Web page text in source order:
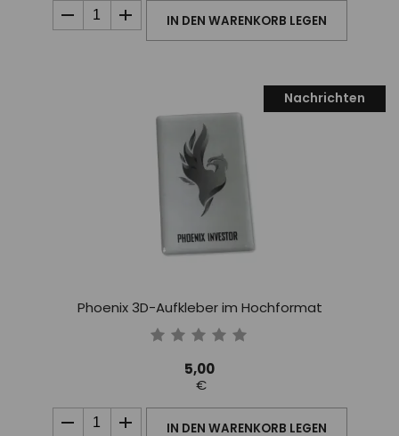
IN DEN WARENKORB LEGEN
Nachrichten
Phoenix 3D-Aufkleber im Hochformat
5,00
€
IN DEN WARENKORB LEGEN